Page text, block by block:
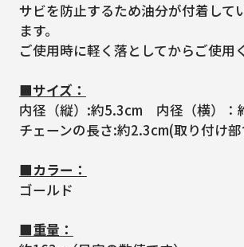
サビを防止するため油分が付着して
ます。
ご使用時に軽く落としてからご使用
■サイズ：
内径（縦）:約5.3cm 内径（横）：
チェーンの長さ:約2.3cm(取り付け
■カラー：
ゴールド
■重量：